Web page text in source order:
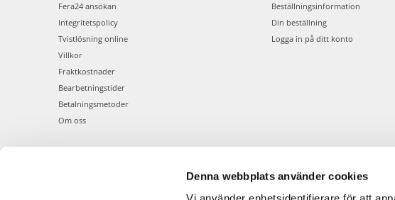
Denna webbplats använder cookies
Fera24 ansökan
Integritetspolicy
Tvistlösning online
Villkor
Fraktkostnader
Bearbetningstider
Betalningsmetoder
Om oss
Beställningsinformation
Din beställning
Logga in på ditt konto